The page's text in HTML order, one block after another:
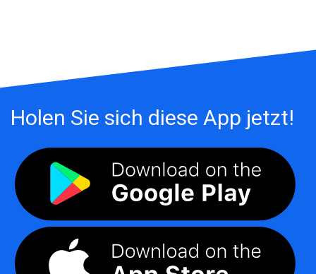
Holen Sie sich diese App jetzt!